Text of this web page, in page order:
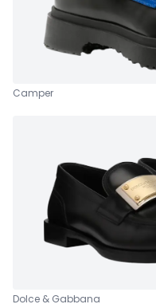
Camper
Dolce & Gabbana